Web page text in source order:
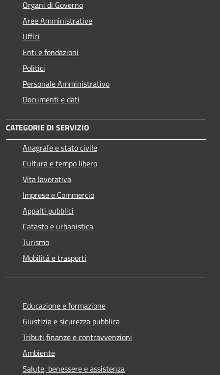
Organi di Governo
Aree Amministrative
Uffici
Enti e fondazioni
Politici
Personale Amministrativo
Documenti e dati
CATEGORIE DI SERVIZIO
Anagrafe e stato civile
Cultura e tempo libero
Vita lavorativa
Imprese e Commercio
Appalti pubblici
Catasto e urbanistica
Turismo
Mobilità e trasporti
Educazione e formazione
Giustizia e sicurezza pubblica
Tributi,finanze e contravvenzioni
Ambiente
Salute, benessere e assistenza